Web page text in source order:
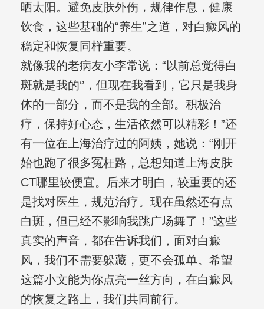
晒太阳。避免皮肤外伤，规律作息，健康
饮食，这些基础的“养生”之道，对白癜风的
稳定和恢复同样重要。
就像我的老病友小李常说：“以前总觉得白
斑就是我的‘’，但现在我看到，它只是我身
体的一部分，而不是我的全部。积极治
疗，保持好心态，生活依然可以精彩！”还
有一位在上海治疗过的阿姨，她说：“刚开
始也跑了很多冤枉路，总想知道上海皮肤
CT哪里较便宜。后来才明白，较重要的还
是找对医生，规范治疗。现在虽然还有点
白斑，但已经不影响我跳广场舞了！”这些
真实的声音，都在告诉我们，面对白癜
风，我们不需要躲藏，更不会孤单。希望
这篇小文能为你点亮一丝方向，在白癜风
的恢复之路上，我们共同前行。